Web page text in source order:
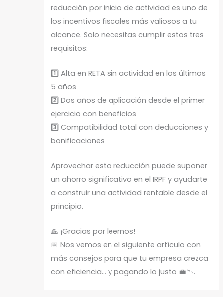
reducción por inicio de actividad es uno de
los incentivos fiscales más valiosos a tu
alcance. Solo necesitas cumplir estos tres
requisitos:
1️⃣ Alta en RETA sin actividad en los últimos
5 años
2️⃣ Dos años de aplicación desde el primer
ejercicio con beneficios
3️⃣ Compatibilidad total con deducciones y
bonificaciones
Aprovechar esta reducción puede suponer
un ahorro significativo en el IRPF y ayudarte
a construir una actividad rentable desde el
principio.
🙏 ¡Gracias por leernos!
📅 Nos vemos en el siguiente artículo con
más consejos para que tu empresa crezca
con eficiencia… y pagando lo justo 💼📉.